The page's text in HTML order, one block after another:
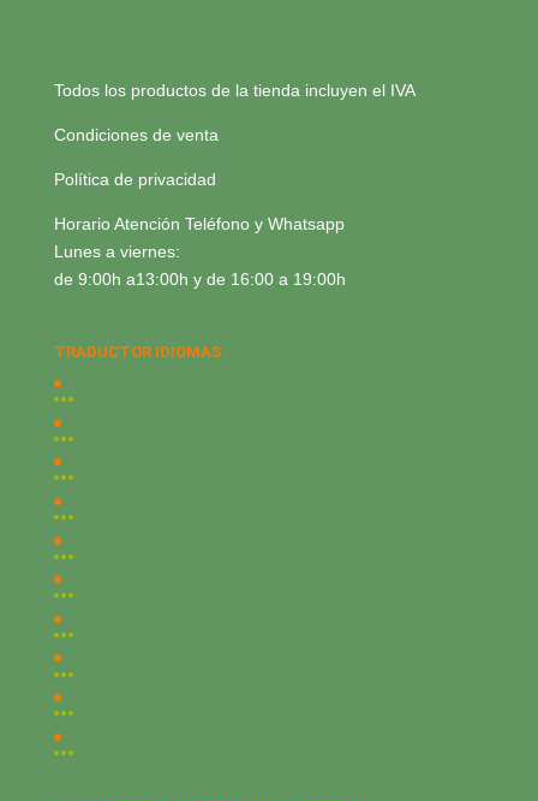
Todos los productos de la tienda incluyen el IVA
Condiciones de venta
Política de privacidad
Horario Atención Teléfono y Whatsapp
Lunes a viernes:
de 9:00h a13:00h y de 16:00 a 19:00h
TRADUCTOR IDIOMAS: